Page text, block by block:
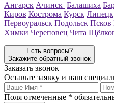
Ангарск Ачинск Балашиха
Киров Кострома Курск Липецк
Первоуральск Подольск Псков
Химки Череповец Чита
Есть вопросы?
Закажите обратный звонок
Заказать звонок
Оставьте заявку и наш
Поля отмеченные *